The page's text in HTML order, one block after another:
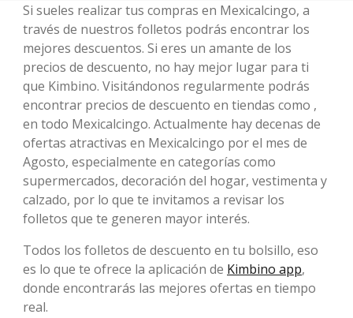
Si sueles realizar tus compras en Mexicalcingo, a
través de nuestros folletos podrás encontrar los
mejores descuentos. Si eres un amante de los
precios de descuento, no hay mejor lugar para ti
que Kimbino. Visitándonos regularmente podrás
encontrar precios de descuento en tiendas como ,
en todo Mexicalcingo. Actualmente hay decenas de
ofertas atractivas en Mexicalcingo por el mes de
Agosto, especialmente en categorías como
supermercados, decoración del hogar, vestimenta y
calzado, por lo que te invitamos a revisar los
folletos que te generen mayor interés.
Todos los folletos de descuento en tu bolsillo, eso
es lo que te ofrece la aplicación de Kimbino app,
donde encontrarás las mejores ofertas en tiempo
real.